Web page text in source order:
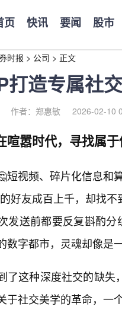
页 快讯 要闻 股市
时报 > 公司 > 正文
打造专属社
作者：郑惠敏 2026-02-10
喧嚣时代，寻找属
短视频、碎片化信息和
好友成百上千，却找
发送前都要反复斟酌
数字都市，灵魂却像是
了这种深度社交的缺
于社交美学的革命，一